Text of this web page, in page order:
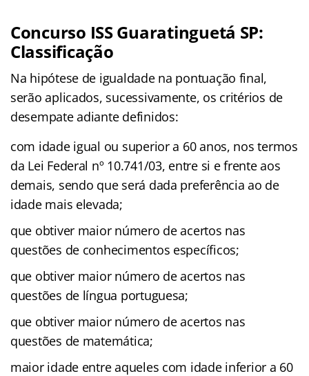
Concurso ISS Guaratinguetá SP:
Classificação
Na hipótese de igualdade na pontuação final,
serão aplicados, sucessivamente, os critérios de
desempate adiante definidos:
com idade igual ou superior a 60 anos, nos termos
da Lei Federal nº 10.741/03, entre si e frente aos
demais, sendo que será dada preferência ao de
idade mais elevada;
que obtiver maior número de acertos nas
questões de conhecimentos específicos;
que obtiver maior número de acertos nas
questões de língua portuguesa;
que obtiver maior número de acertos nas
questões de matemática;
maior idade entre aqueles com idade inferior a 60